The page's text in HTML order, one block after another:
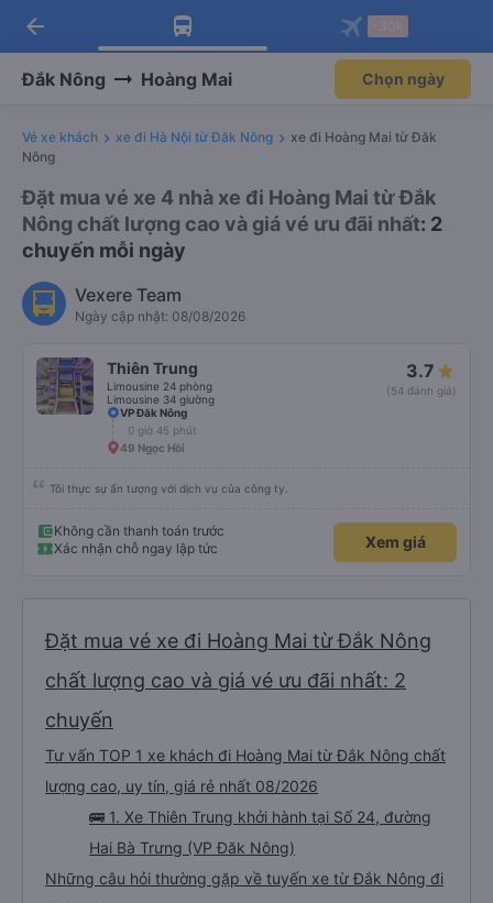
Tải app Vexere ngay!
Nhận ưu đãi thành viên độc
Mở app
Tải app Vexere
-30k/ghế khi đặt vé máy bay qua
Mở app
arrow_back
Đắk Nông Hoàng Mai Chọn ngày
Vé xe khách xe đi Hà Nội từ Đăk Nông
xe đi Hoàng Mai từ Đăk
Nông
Đặt mua vé xe 4 nhà xe đi Hoàng Mai từ Đắk
Nông chất lượng cao và giá vé ưu đãi nhất: 2
chuyến mỗi ngày
Vexere Team
Ngày cập nhật: 08/08/2026
Thiên Trung
Limousine 24 phòng
Limousine 34 giường
3.7
(54 đánh giá)
VP Đăk Nông
0 giờ 45 phút
49 Ngọc Hồi
Tôi thực sự ấn tượng với dịch vụ của công ty.
Không cần thanh toán trước
Xác nhận chỗ ngay lập tức
Xem giá
Đặt mua vé xe đi Hoàng Mai từ Đắk Nông
chất lượng cao và giá vé ưu đãi nhất: 2
chuyến
Tư vấn TOP 1 xe khách đi Hoàng Mai từ Đắk Nông chất
lượng cao, uy tín, giá rẻ nhất 08/2026
🚌 1. Xe Thiên Trung khởi hành tại Số 24, đường
Hai Bà Trưng (VP Đăk Nông)
Những câu hỏi thường gặp về tuyến xe từ Đắk Nông đi